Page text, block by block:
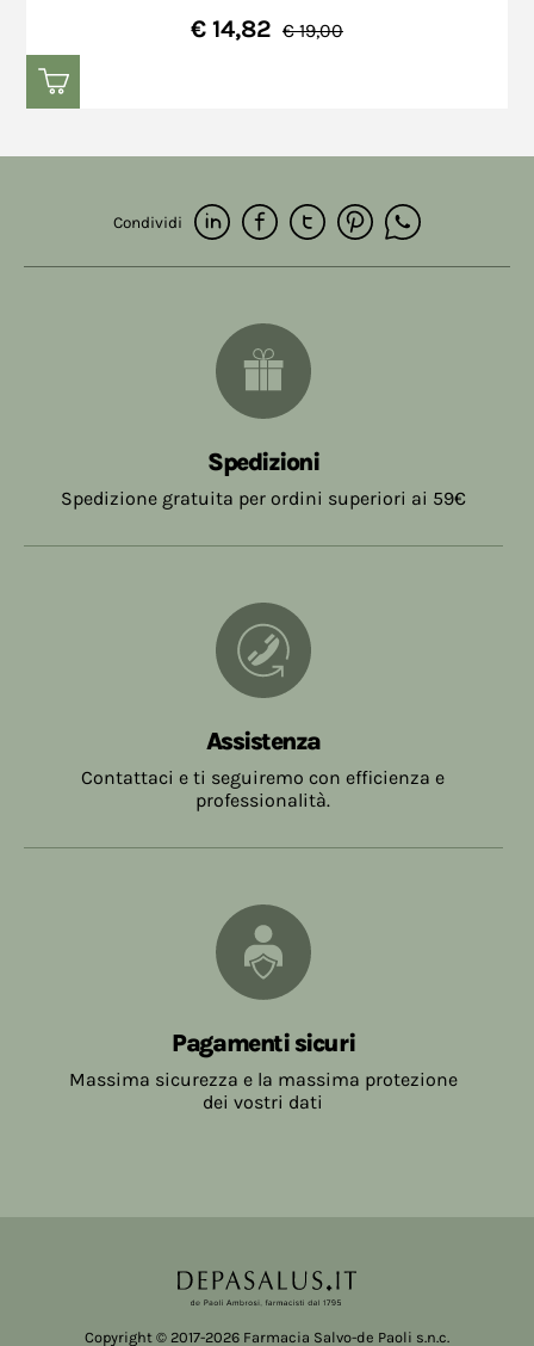
€ 14,82 € 19,00
Condividi
Spedizioni
Spedizione gratuita per ordini superiori ai 59€
Assistenza
Contattaci e ti seguiremo con efficienza e
professionalità.
Pagamenti sicuri
Massima sicurezza e la massima protezione
dei vostri dati
Copyright © 2017-2026 Farmacia Salvo-de Paoli s.n.c.